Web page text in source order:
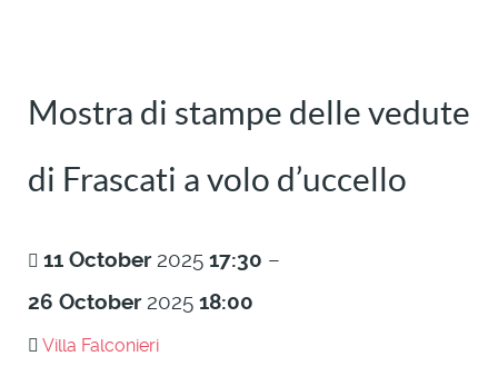
Mostra di stampe delle vedute
di Frascati a volo d’uccello
11 October 2025 17:30 –
26 October 2025 18:00
Villa Falconieri